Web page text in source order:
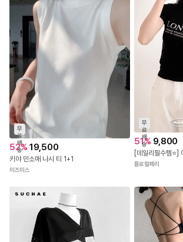
무
료
배
송
52% 19,500
키야 민소매 나시 티 1+1
미즈미스
무
료
배
송
51% 9,800
플로럴페리